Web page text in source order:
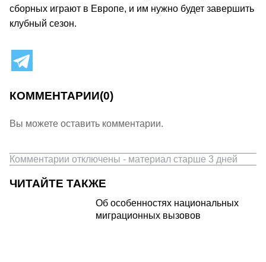
сборных играют в Европе, и им нужно будет завершить
клубный сезон.
КОММЕНТАРИИ(0)
Вы можете оставить комментарии.
Комментарии отключены - материал старше 3 дней
ЧИТАЙТЕ ТАКЖЕ
Об особенностях национальных
миграционных вызовов